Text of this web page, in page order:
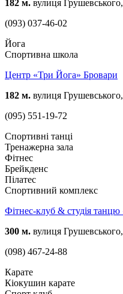
182 м. вулиця
(093) 037-46-02
Йога
Спортивна школа
Центр «Три Йога» Бровари
182 м. вулиця
(095) 551-19-72
Спортивні танці
Тренажерна зала
Фітнес
Брейкденс
Пілатес
Спортивний комплекс
Фітнес-клуб & студія танцю
300 м. вулиця
(098) 467-24-88
Карате
Кіокушин карате